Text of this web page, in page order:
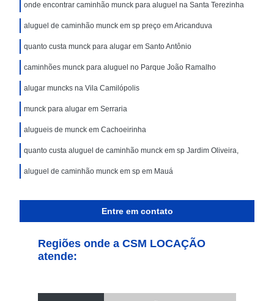
onde encontrar caminhão munck para aluguel na Santa Terezinha
aluguel de caminhão munck em sp preço em Aricanduva
quanto custa munck para alugar em Santo Antônio
caminhões munck para aluguel no Parque João Ramalho
alugar muncks na Vila Camilópolis
munck para alugar em Serraria
alugueis de munck em Cachoeirinha
quanto custa aluguel de caminhão munck em sp Jardim Oliveira,
aluguel de caminhão munck em sp em Mauá
Entre em contato
Regiões onde a CSM LOCAÇÃO
atende: